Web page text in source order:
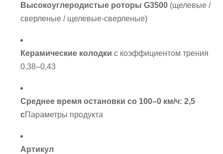
Высокоуглеродистые роторы G3500 (щелевые /
сверленые / щелевые-сверленые)
Керамические колодки с коэффициентом трения
0,38–0,43
Среднее время остановки со 100–0 км/ч: 2,5
сПараметры продукта
Артикул